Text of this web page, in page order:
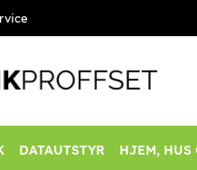
DATAUTSTYR HJEM, HUS